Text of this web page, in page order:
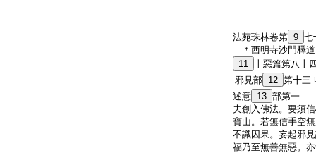
法苑珠林卷第 9 七
＊西明寺沙門釋
11 十惡篇第八十
邪見部 12 第十三
述意 13 部第一
夫創入佛法。要須
寶山。若無信手空
不識因果。妄起邪
福乃至無善無惡。